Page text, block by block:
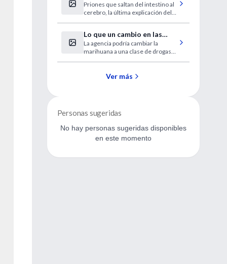
podría estar fuera del
cerebro
Priones que saltan del intestino al
cerebro, la última explicación del
Lo que un cambio en las
normas de la DEA sobre la
marihuana podría significar
La agencia podría cambiar la
marihuana a una clase de drogas
Ver más
Personas sugeridas
No hay personas sugeridas disponibles
en este momento